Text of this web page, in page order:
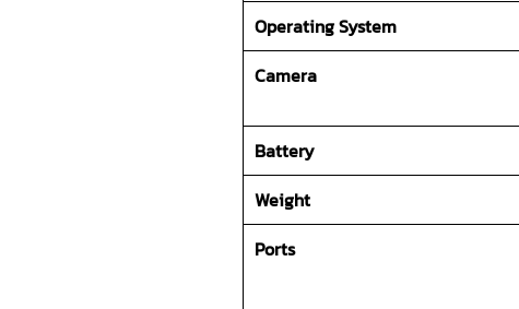
Operating System
Camera
Battery
Weight
Ports